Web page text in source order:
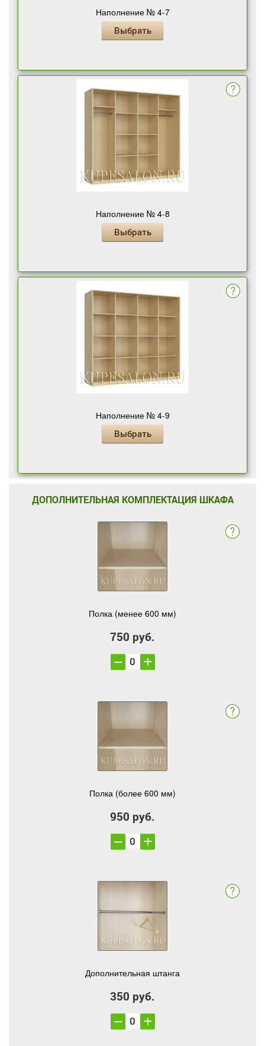
Наполнение № 4-7
Выбрать
Наполнение № 4-8
Выбрать
Наполнение № 4-9
Выбрать
ДОПОЛНИТЕЛЬНАЯ КОМПЛЕКТАЦИЯ ШКАФА
Полка (менее 600 мм)
750 руб.
Полка (более 600 мм)
950 руб.
Дополнительная штанга
350 руб.